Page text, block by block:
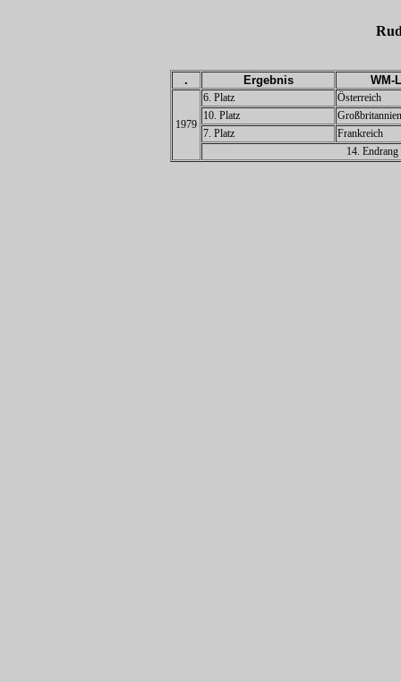
. Ergebnis WM-
1979
6. Platz
Österreich
10. Platz
Großbritannien
7. Platz
Frankreich
14.